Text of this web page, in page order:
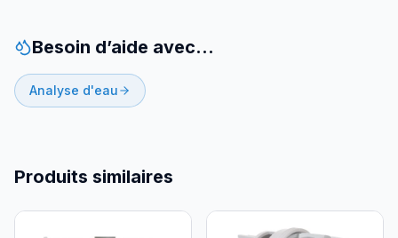
Besoin d’aide avec…
Analyse d'eau
Produits similaires